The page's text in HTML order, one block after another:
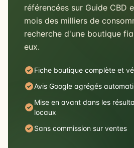
référencées sur Guide CBD
mois des milliers de
recherche d'une boutique
eux.
Fiche boutique complète et
Avis Google agrégés
Mise en avant dans les
locaux
Sans commission sur ventes